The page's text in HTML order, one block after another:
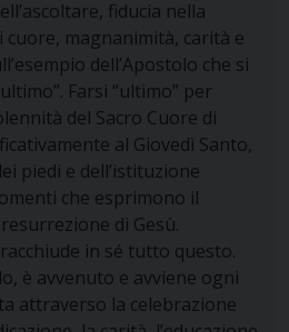
fiducia nella
cuore, magnanimità, carità e
dell’Apostolo che si
Farsi “ultimo” per
del Sacro Cuore di
al Giovedì Santo,
piedi e dell’istituzione
che esprimono il
di Gesù.
in sé tutto questo.
è avvenuto e avviene ogni
attraverso la celebrazione